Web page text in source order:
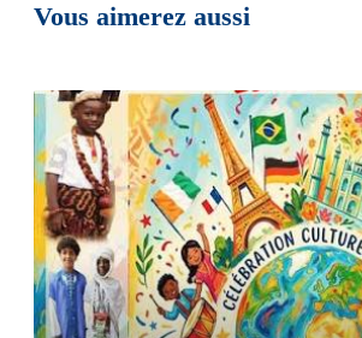
Vous aimerez aussi